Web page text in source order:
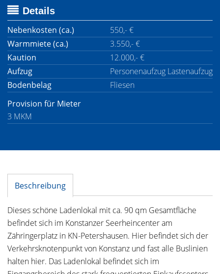
Details
Nebenkosten (ca.)
550,- €
Warmmiete (ca.)
3.550,- €
Kaution
12.000,- €
Aufzug
Personenaufzug Lastenaufzug
Bodenbelag
Fliesen
Provision für Mieter
3 MKM
Beschreibung
Dieses schöne Ladenlokal mit ca. 90 qm Gesamtfläche
befindet sich im Konstanzer Seerheincenter am
Zähringerplatz in KN-Petershausen. Hier befindet sich der
Verkehrsknotenpunkt von Konstanz und fast alle Buslinien
halten hier. Das Ladenlokal befindet sich im